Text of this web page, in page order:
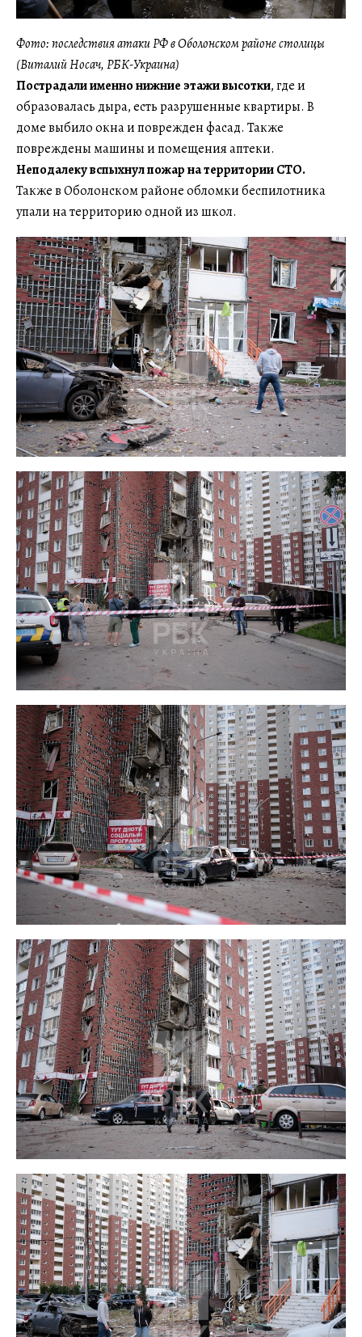
Фото: последствия атаки РФ в Оболонском районе столицы
(Виталий Носач, РБК-Украина)
Пострадали именно нижние этажи высотки, где и
образовалась дыра, есть разрушенные квартиры. В
доме выбило окна и поврежден фасад. Также
повреждены машины и помещения аптеки.
Неподалеку вспыхнул пожар на территории СТО.
Также в Оболонском районе обломки беспилотника
упали на территорию одной из школ.